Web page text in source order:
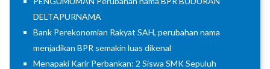
DELTAPURNAMA
Bank Perekonomian Rakyat SAH, perubahan nama
menjadikan BPR semakin luas dikenal
Menapaki Karir Perbankan: 2 Siswa SMK Sepuluh